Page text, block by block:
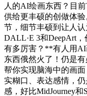
人的AI绘画东西？目
供给更丰硕的创做体
节，细节丰硕到让人
DALL·E 3和DeepArt
有多厉害？**有人用
东西俄然火了！仍是
帮你实现脑海中的画
实糊口、表达感情，
感，好比MidJourney和